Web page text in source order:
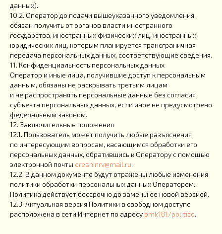
данных).
10.2. Оператор до подачи вышеуказанного уведомления,
обязан получить от органов власти иностранного
государства, иностранных физических лиц, иностранных
юридических лиц, которым планируется трансграничная
передача персональных данных, соответствующие сведения.
11. Конфиденциальность персональных данных
Оператор и иные лица, получившие доступ к персональным
данным, обязаны не раскрывать третьим лицам
и не распространять персональные данные без согласия
субъекта персональных данных, если иное не предусмотрено
федеральным законом.
12. Заключительные положения
12.1. Пользователь может получить любые разъяснения
по интересующим вопросам, касающимся обработки его
персональных данных, обратившись к Оператору с помощью
электронной почты oreshinrv@mail.ru.
12.2. В данном документе будут отражены любые изменения
политики обработки персональных данных Оператором.
Политика действует бессрочно до замены ее новой версией.
12.3. Актуальная версия Политики в свободном доступе
расположена в сети Интернет по адресу pmk181/politico.